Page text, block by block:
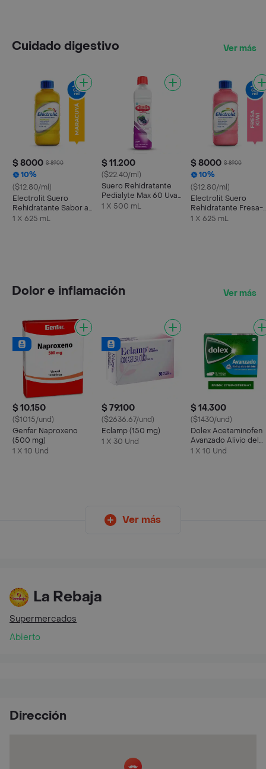
Cuidado digestivo Ver más
$ 8000 $ 8900
10%
($12.80/ml)
Electrolit Suero
Rehidratante Sabor a
Maracuyá
1 X 625 mL
$ 11.200
($22.40/ml)
Suero Rehidratante
Pedialyte Max 60 Uva
Frasco 500 mL
1 X 500 mL
$ 8000 $ 8900
10%
($12.80/ml)
Electrolit Suero
Rehidratante Fresa-
Kiwi
1 X 625 mL
Dolor e inflamación Ver más
$ 10.150
($1015/und)
Genfar Naproxeno
(500 mg)
1 X 10 Und
$ 79.100
($2636.67/und)
Eclamp (150 mg)
1 X 30 Und
$ 14.300
($1430/und)
Dolex Acetaminofen
Avanzado Alivio del
Dolor y la Fiebre x 10
1 X 10 Und
Ver más
La Rebaja
Supermercados
Abierto
Dirección